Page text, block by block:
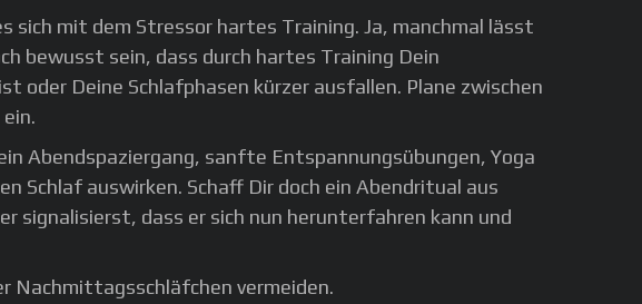
sich mit dem Stressor hartes Training. Ja, manchmal lässt
bewusst sein, dass durch hartes Training Dein
oder Deine Schlafphasen kürzer ausfallen. Plane zwischen
Abendspaziergang, sanfte Entspannungsübungen, Yoga
Schlaf auswirken. Schaff Dir doch ein Abendritual aus
signalisierst, dass er sich nun herunterfahren kann und
Nachmittagsschläfchen vermeiden.